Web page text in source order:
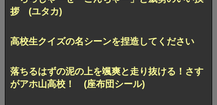
拶 (ユタカ)
高校生クイズの名シーンを捏造してください
落ちるはずの泥の上を颯爽と走り抜ける！ さす
がアホ山高校！ (座布団シール)